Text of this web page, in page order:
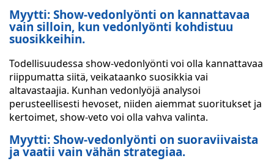
Myytti: Show-vedonlyönti on kannattavaa
vain silloin, kun vedonlyönti kohdistuu
suosikkeihin.
Todellisuudessa show-vedonlyönti voi olla kannattavaa
riippumatta siitä, veikataanko suosikkia vai
altavastaajia. Kunhan vedonlyöjä analysoi
perusteellisesti hevoset, niiden aiemmat suoritukset ja
kertoimet, show-veto voi olla vahva valinta.
Myytti: Show-vedonlyönti on suoraviivaista
ja vaatii vain vähän strategiaa.